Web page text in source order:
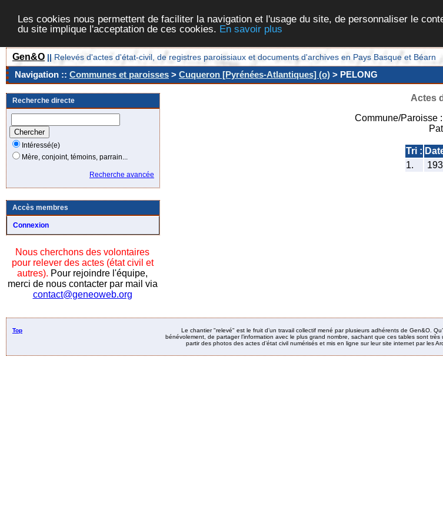
Les cookies nous permettent de faciliter la navigation et l'usage du site, de personnaliser le
du site implique l'acceptation de ces cookies. En savoir plus
Gen&O || Relevés d'actes d'état-civil, de registres paroissiaux et documents d'archives en Pays Basque et Béarn
Navigation :: Communes et paroisses > Cuqueron [Pyrénées-Atlantiques] (o) > PELONG
Recherche directe
Intéressé(e)
Mère, conjoint, témoins, parrain...
Recherche avancée
Accès membres
Connexion
Nous cherchons des volontaires
pour relever des actes (état civil et
autres). Pour rejoindre l'équipe,
merci de nous contacter par mail via
contact@geneoweb.org
Actes
Commune/Paroisse :
Tri :
1.
Top
Le chantier "relevé" est le fruit d’un travail collectif mené par plusieurs adhérents de Gen&O.
bénévolement, de partager l’information avec le plus grand nombre, sachant que ces tables sont
partir des photos des actes d’état civil numérisés et mis en ligne sur leur site internet par les